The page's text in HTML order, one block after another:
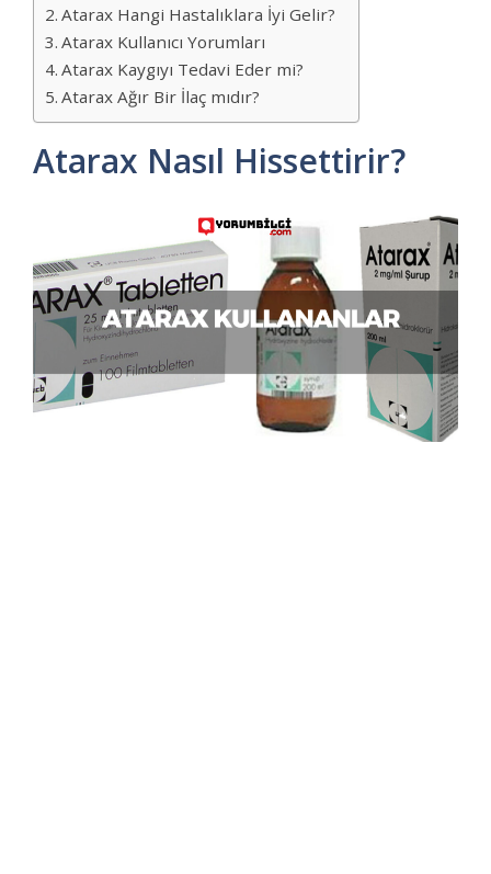
Atarax Hangi Hastalıklara İyi Gelir?
Atarax Kullanıcı Yorumları
Atarax Kaygıyı Tedavi Eder mi?
Atarax Ağır Bir İlaç mıdır?
Atarax Nasıl Hissettirir?